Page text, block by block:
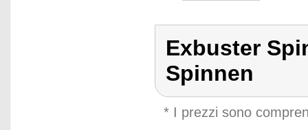
Exbuster
Spinnen
* I prezzi sono